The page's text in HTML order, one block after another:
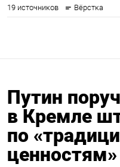
Путин
в Кремле
по
ценностям»